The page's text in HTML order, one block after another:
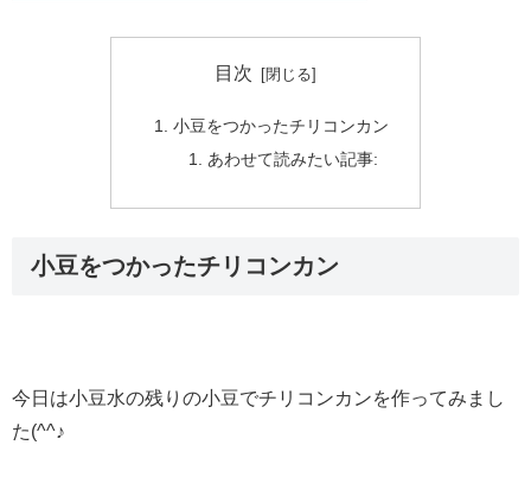
目次
小豆をつかったチリコンカン
あわせて読みたい記事:
小豆をつかったチリコンカン
今日は小豆水の残りの小豆でチリコンカンを作ってみまし
た(^^♪